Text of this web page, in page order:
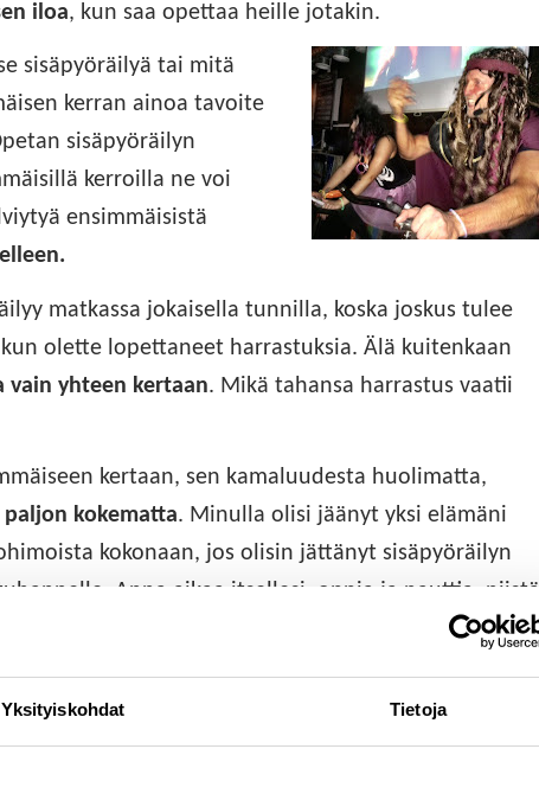
Yksityiskohdat Tietoja
iloa, kun saa opettaa heille jotakin.
sisäpyöräilyä tai mitä
kerran ainoa tavoite
sisäpyöräilyn
kerroilla ne voi
ensimmäisistä
matkassa jokaisella tunnilla, koska joskus tulee
olette lopettaneet harrastuksia. Älä kuitenkaan
vain yhteen kertaan. Mikä tahansa harrastus vaatii
kertaan, sen kamaluudesta huolimatta,
kokematta. Minulla olisi jäänyt yksi elämäni
kokonaan, jos olisin jättänyt sisäpyöräilyn
Anna aikaa itsellesi, oppia ja nauttia, niistä
asioistakin. Sieltä voit löytää jotain mahtavaa ja